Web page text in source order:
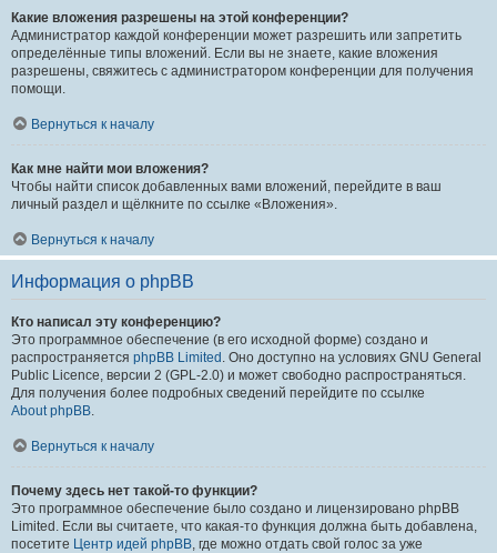
Какие вложения разрешены на этой конференции?
Администратор каждой конференции может разрешить или запретить
определённые типы вложений. Если вы не знаете, какие вложения
разрешены, свяжитесь с администратором конференции для получения
помощи.
Вернуться к началу
Как мне найти мои вложения?
Чтобы найти список добавленных вами вложений, перейдите в ваш
личный раздел и щёлкните по ссылке «Вложения».
Вернуться к началу
Информация о phpBB
Кто написал эту конференцию?
Это программное обеспечение (в его исходной форме) создано и
распространяется phpBB Limited . Оно доступно на условиях GNU General
Public Licence, версии 2 (GPL-2.0) и может свободно распространяться.
Для получения более подробных сведений перейдите по ссылке
About phpBB.
Вернуться к началу
Почему здесь нет такой-то функции?
Это программное обеспечение было создано и лицензировано phpBB
Limited. Если вы считаете, что какая-то функция должна быть добавлена,
посетите Центр идей phpBB, где можно отдать свой голос за уже